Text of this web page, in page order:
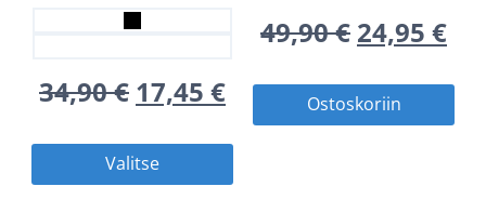
34,90€ Alkuperäinen
hinta
oli:
17,45 €Nykyinen
hinta
on:
Valitse
49,90€
hinta
oli:
24,95 €
on:
Ostoskoriin